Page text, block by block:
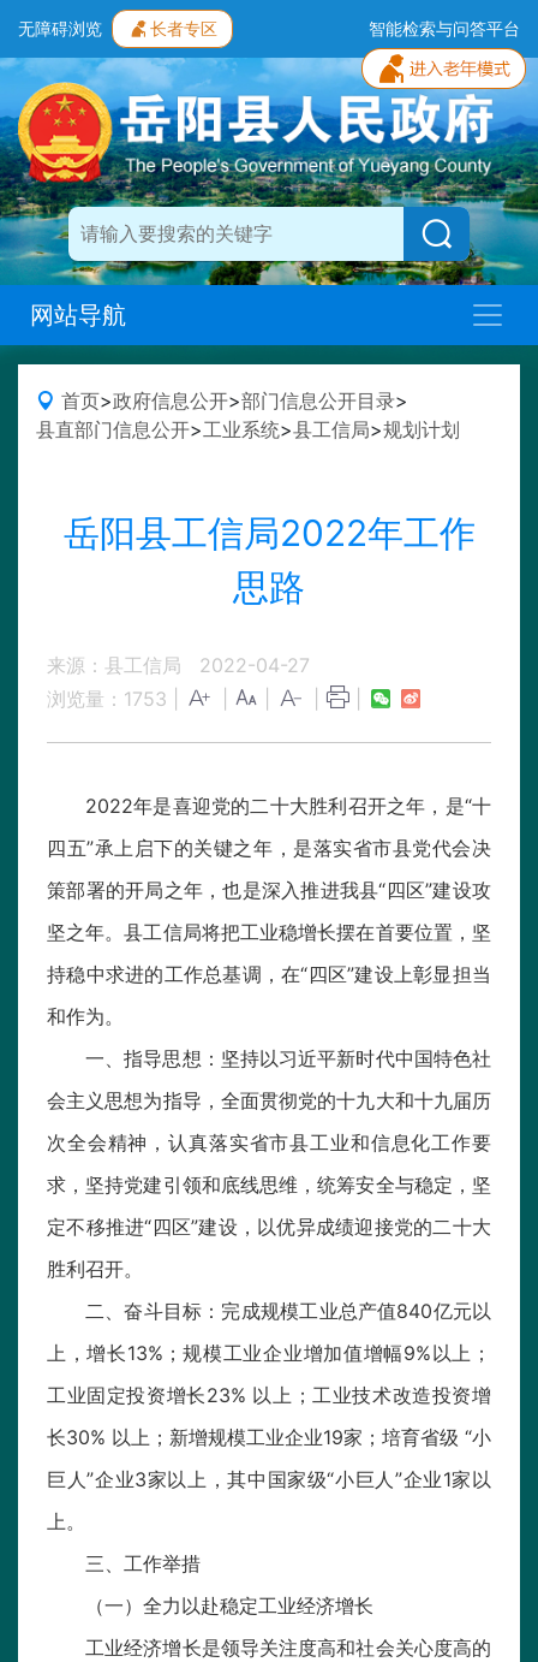
无障碍浏览 长者专区 智能检索与问答平台
网站导航
首页>政府信息公开>部门信息公开目录>
县直部门信息公开>工业系统>县工信局>规划计划
岳阳县工信局2022年工作
思路
来源：县工信局
2022-04-27
浏览量： 1753
2022年是喜迎党的二十大胜利召开之年，是“十
四五”承上启下的关键之年，是落实省市县党代会决
策部署的开局之年，也是深入推进我县“四区”建设攻
坚之年。县工信局将把工业稳增长摆在首要位置，坚
持稳中求进的工作总基调，在“四区”建设上彰显担当
和作为。
一、指导思想：坚持以习近平新时代中国特色社
会主义思想为指导，全面贯彻党的十九大和十九届历
次全会精神，认真落实省市县工业和信息化工作要
求，坚持党建引领和底线思维，统筹安全与稳定，坚
定不移推进“四区”建设，以优异成绩迎接党的二十大
胜利召开。
二、奋斗目标：完成规模工业总产值840亿元以
上，增长13%；规模工业企业增加值增幅9%以上；
工业固定投资增长23% 以上；工业技术改造投资增
长30% 以上；新增规模工业企业19家；培育省级 “小
巨人”企业3家以上，其中国家级“小巨人”企业1家以
上。
三、工作举措
（一）全力以赴稳定工业经济增长
工业经济增长是领导关注度高和社会关心度高的